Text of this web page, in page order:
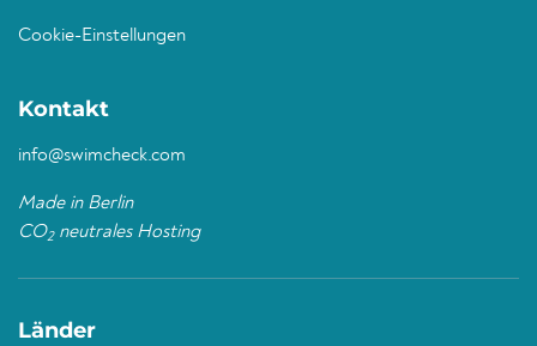
Cookie-Einstellungen
Kontakt
info@swimcheck.com
Made in Berlin
CO2neutrales Hosting
Länder